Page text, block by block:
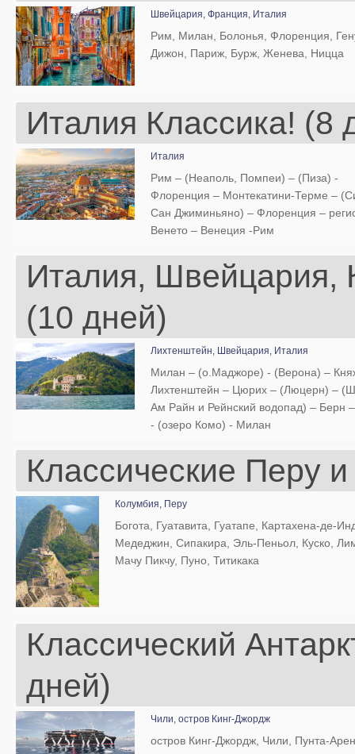
Швейцария, Франция, Италия
Рим, Милан, Болонья, Флоренция,
Дижон, Париж, Бурж, Женева, Ницца
Италия Классика! (8
Италия
Рим – (Неаполь, Помпеи) – (Пиза) -
Флоренция – Монтекатини-Терме –
Сан Джиминьяно) – Флоренция –
Венето – Венеция -Рим
Италия, Швейцария,
(10 дней)
Лихтенштейн, Швейцария, Италия
Милан – (о.Маджоре) - (Верона) –
Лихтенштейн – Цюрих – (Люцерн) –
Ам Райн и Рейнский водопад) – Берн
- (озеро Комо) - Милан
Классические Перу
Колумбия, Перу
Богота, Гуатавита, Гуатапе, Картахена-де-
Медеджин, Сипакира, Эль-Пеньол, Куско,
Мачу Пикчу, Пуно, Титикака
Классический
дней)
Чили, остров Кинг-Джордж
остров Кинг-Джордж, Чили, Пунта-